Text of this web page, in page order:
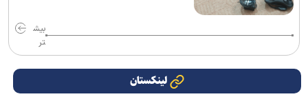
بیش
تر
لینکستان